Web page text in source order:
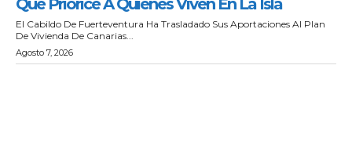
El Cabildo De Fuerteventura Ha Trasladado Sus Aportaciones Al Plan
De Vivienda De Canarias...
Agosto 7, 2026